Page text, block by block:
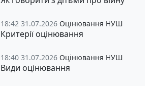
18:42 31.07.2026 Оцінювання НУШ
Критерії оцінювання
18:40 31.07.2026 Оцінювання НУШ
Види оцінювання